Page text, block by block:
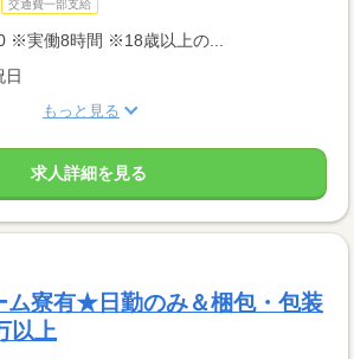
交通費一部支給
※実働8時間 ※18歳以上の...
日
もっと見る
求人詳細を見る
ム寮有★日勤のみ＆梱包・包装
以上